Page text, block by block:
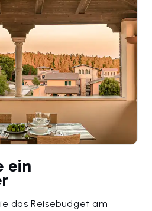
ein
das Reisebudget am